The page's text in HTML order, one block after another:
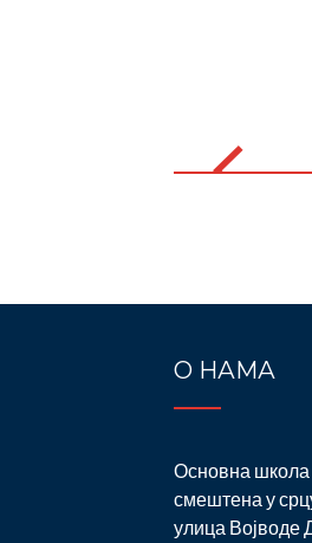
navigation
О НАМА
Основна школа
смештена у
улица Војводе